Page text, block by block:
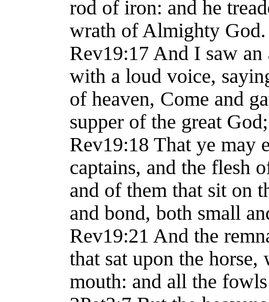
rod of iron: and he
wrath of Almighty God.
Rev19:17 And I saw an
with a loud voice,
of heaven, Come and
supper of the great God;
Rev19:18 That ye may
captains, and the flesh
and of them that sit on
and bond, both small
Rev19:21 And the
that sat upon the
mouth: and all the